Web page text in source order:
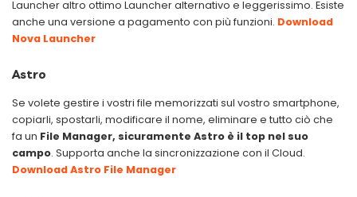
Launcher altro ottimo Launcher alternativo e leggerissimo. Esiste
anche una versione a pagamento con più funzioni. Download
Nova Launcher
Astro
Se volete gestire i vostri file memorizzati sul vostro smartphone,
copiarli, spostarli, modificare il nome, eliminare e tutto ciò che
fa un File Manager, sicuramente Astro è il top nel suo
campo. Supporta anche la sincronizzazione con il Cloud.
Download Astro File Manager